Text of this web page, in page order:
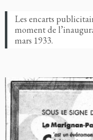
Les encarts
moment de
mars 1933.